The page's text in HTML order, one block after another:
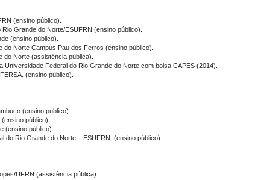
(ensino público).
Grande do Norte/ESUFRN (ensino público).
(ensino público).
Norte Campus Pau dos Ferros (ensino público).
do Norte (assistência pública).
Federal do Rio Grande do Norte com bolsa CAPES (2014).
(ensino público).
(ensino público).
público).
(ensino público).
do Rio Grande do Norte – ESUFRN. (ensino público)
UFRN (assistência pública).